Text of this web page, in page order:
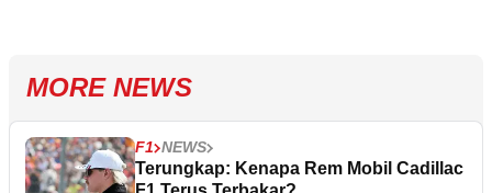
MORE NEWS
F1 NEWS
Terungkap: Kenapa Rem Mobil Cadillac